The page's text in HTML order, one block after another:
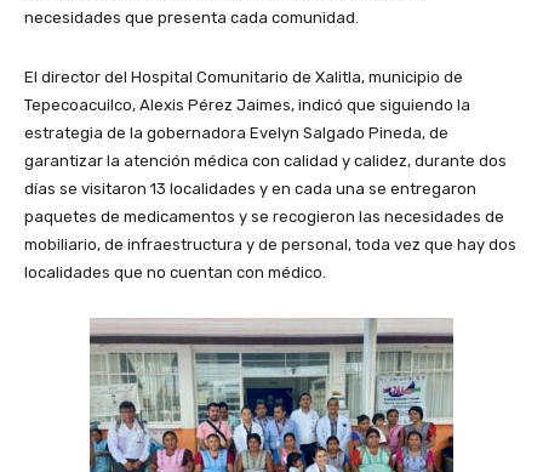
necesidades que presenta cada comunidad.
El director del Hospital Comunitario de Xalitla, municipio de
Tepecoacuilco, Alexis Pérez Jaimes, indicó que siguiendo la
estrategia de la gobernadora Evelyn Salgado Pineda, de
garantizar la atención médica con calidad y calidez, durante dos
días se visitaron 13 localidades y en cada una se entregaron
paquetes de medicamentos y se recogieron las necesidades de
mobiliario, de infraestructura y de personal, toda vez que hay dos
localidades que no cuentan con médico.